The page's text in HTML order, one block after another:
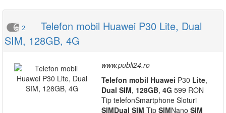
2
Telefon mobil Huawei P30 Lite, Dual
SIM, 128GB, 4G
www.publi24.ro
Telefon mobil Huawei P30 Lite,
Dual SIM, 128GB, 4G 599 RON
Tip telefonSmartphone Sloturi
SIMDual SIM Tip SIMNano SIM